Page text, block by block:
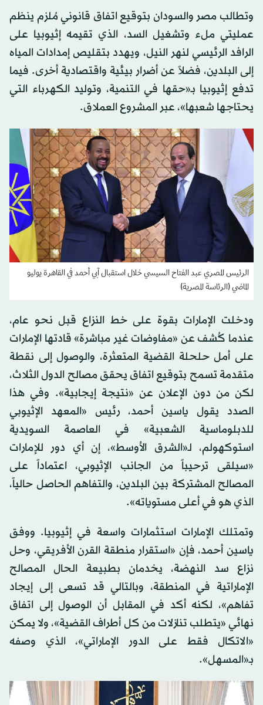
وتطالب مصر والسودان بتوقيع اتفاق قانوني مُلزم ينظم
عمليتي ملء وتشغيل السد، الذي تقيمه إثيوبيا على
الرافد الرئيسي لنهر النيل، ويهدد بتقليص إمدادات المياه
إلى البلدين، فضلاً عن أضرار بيئية واقتصادية أخرى. فيما
تدفع إثيوبيا بـ«حقها في التنمية، وتوليد الكهرباء التي
يحتاجها شعبها»، عبر المشروع العملاق.
الرئيس المصري عبد الفتاح السيسي خلال استقبال آبي أحمد في القاهرة يوليو
الماضي (الرئاسة المصرية)
ودخلت الإمارات بقوة على خط النزاع قبل نحو عام،
عندما كُشف عن «مفاوضات غير مباشرة» قادتها الإمارات
على أمل حلحلة القضية المتعثرة، والوصول إلى نقطة
متقدمة تسمح بتوقيع اتفاق يحقق مصالح الدول الثلاث،
لكن من دون الإعلان عن «نتيجة إيجابية». وفي هذا
الصدد يقول ياسين أحمد، رئيس «المعهد الإثيوبي
للدبلوماسية الشعبية» في العاصمة السويدية
استوكهولم، لـ«الشرق الأوسط»، إن أي دور للإمارات
«سيلقى ترحيباً من الجانب الإثيوبي، اعتماداً على
المصالح المشتركة بين البلدين، والتفاهم الحاصل حالياً،
الذي هو في أعلى مستوياته».
وتمتلك الإمارات استثمارات واسعة في إثيوبيا. ووفق
ياسين أحمد، فإن «استقرار منطقة القرن الأفريقي، وحل
نزاع سد النهضة، يخدمان بطبيعة الحال المصالح
الإماراتية في المنطقة، وبالتالي قد تسعى إلى إيجاد
تفاهم»، لكنه أكد في المقابل أن الوصول إلى اتفاق
نهائي «يتطلب تنازلات من كل أطراف القضية»، ولا يمكن
«الاتكال فقط على الدور الإماراتي»، الذي وصفه
بـ«المسهل».